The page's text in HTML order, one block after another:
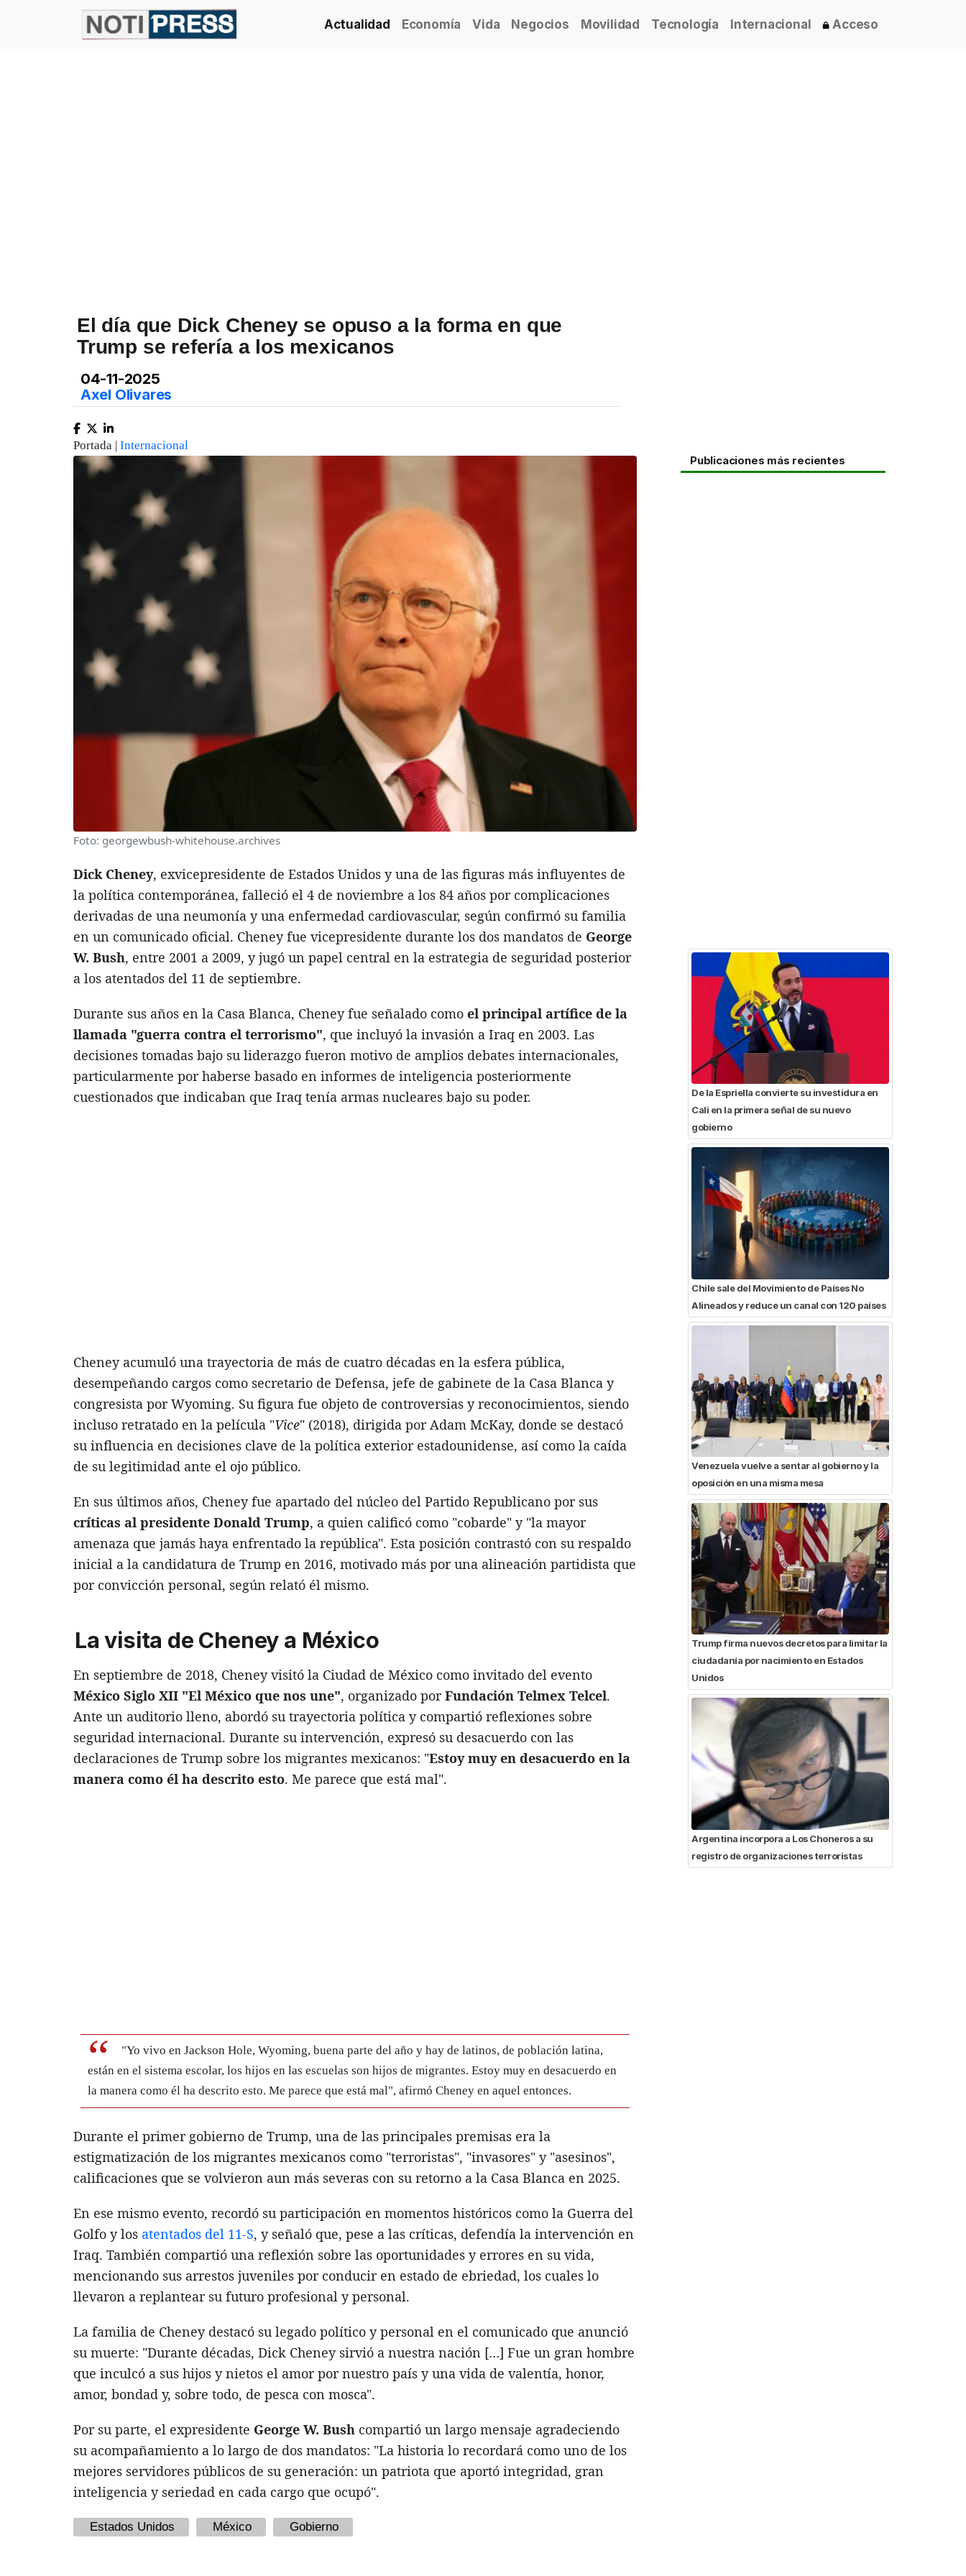
Actualidad Economía Vida Negocios Movilidad Tecnología Internacional Acceso
El día que Dick Cheney se opuso a la forma en que
Trump se refería a los mexicanos
04-11-2025
Axel Olivares
Portada | Internacional
Foto: georgewbush-whitehouse.archives
Dick Cheney, exvicepresidente de Estados Unidos y una de las figuras más influyentes de
la política contemporánea, falleció el 4 de noviembre a los 84 años por complicaciones
derivadas de una neumonía y una enfermedad cardiovascular, según confirmó su familia
en un comunicado oficial. Cheney fue vicepresidente durante los dos mandatos de George
W. Bush, entre 2001 a 2009, y jugó un papel central en la estrategia de seguridad posterior
a los atentados del 11 de septiembre.
Durante sus años en la Casa Blanca, Cheney fue señalado como el principal artífice de la
llamada "guerra contra el terrorismo", que incluyó la invasión a Iraq en 2003. Las
decisiones tomadas bajo su liderazgo fueron motivo de amplios debates internacionales,
particularmente por haberse basado en informes de inteligencia posteriormente
cuestionados que indicaban que Iraq tenía armas nucleares bajo su poder.
Cheney acumuló una trayectoria de más de cuatro décadas en la esfera pública,
desempeñando cargos como secretario de Defensa, jefe de gabinete de la Casa Blanca y
congresista por Wyoming. Su figura fue objeto de controversias y reconocimientos, siendo
incluso retratado en la película "Vice" (2018), dirigida por Adam McKay, donde se destacó
su influencia en decisiones clave de la política exterior estadounidense, así como la caída
de su legitimidad ante el ojo público.
En sus últimos años, Cheney fue apartado del núcleo del Partido Republicano por sus
críticas al presidente Donald Trump, a quien calificó como "cobarde" y "la mayor
amenaza que jamás haya enfrentado la república". Esta posición contrastó con su respaldo
inicial a la candidatura de Trump en 2016, motivado más por una alineación partidista que
por convicción personal, según relató él mismo.
La visita de Cheney a México
En septiembre de 2018, Cheney visitó la Ciudad de México como invitado del evento
México Siglo XII "El México que nos une", organizado porFundación Telmex Telcel.
Ante un auditorio lleno, abordó su trayectoria política y compartió reflexiones sobre
seguridad internacional. Durante su intervención, expresó su desacuerdo con las
declaraciones de Trump sobre los migrantes mexicanos: "Estoy muy en desacuerdo en la
manera como él ha descrito esto. Me parece que está mal".
"Yo vivo en Jackson Hole, Wyoming, buena parte del año y hay de latinos, de población latina,
están en el sistema escolar, los hijos en las escuelas son hijos de migrantes. Estoy muy en desacuerdo en
la manera como él ha descrito esto. Me parece que está mal", afirmó Cheney en aquel entonces.
Durante el primer gobierno de Trump, una de las principales premisas era la
estigmatización de los migrantes mexicanos como "terroristas", "invasores" y "asesinos",
calificaciones que se volvieron aun más severas con su retorno a la Casa Blanca en 2025.
En ese mismo evento, recordó su participación en momentos históricos como la Guerra del
Golfo y los atentados del 11-S, y señaló que, pese a las críticas, defendía la intervención en
Iraq. También compartió una reflexión sobre las oportunidades y errores en su vida,
mencionando sus arrestos juveniles por conducir en estado de ebriedad, los cuales lo
llevaron a replantear su futuro profesional y personal.
La familia de Cheney destacó su legado político y personal en el comunicado que anunció
su muerte: "Durante décadas, Dick Cheney sirvió a nuestra nación […] Fue un gran hombre
que inculcó a sus hijos y nietos el amor por nuestro país y una vida de valentía, honor,
amor, bondad y, sobre todo, de pesca con mosca".
Por su parte, el expresidente George W. Bush compartió un largo mensaje agradeciendo
su acompañamiento a lo largo de dos mandatos: "La historia lo recordará como uno de los
mejores servidores públicos de su generación: un patriota que aportó integridad, gran
inteligencia y seriedad en cada cargo que ocupó".
Estados Unidos México Gobierno
Publicaciones más recientes
De la Espriella convierte su investidura en
Cali en la primera señal de su nuevo
gobierno
Chile sale del Movimiento de Países No
Alineados y reduce un canal con 120 países
Venezuela vuelve a sentar al gobierno y la
oposición en una misma mesa
Trump firma nuevos decretos para limitar la
ciudadanía por nacimiento en Estados
Unidos
Argentina incorpora a Los Choneros a su
registro de organizaciones terroristas